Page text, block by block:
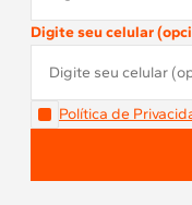
Display
Marcas
Digite seu celular
Política de